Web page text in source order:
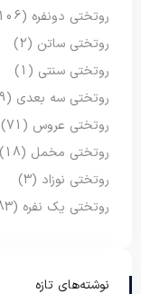
روتختی دونفره (106)
روتختی ساتن (2)
روتختی سنتی (1)
روتختی سه بعدی (69)
روتختی عروس (71)
روتختی مخمل (18)
روتختی نوزاد (3)
روتختی یک نفره (83)
نوشته‌های تازه